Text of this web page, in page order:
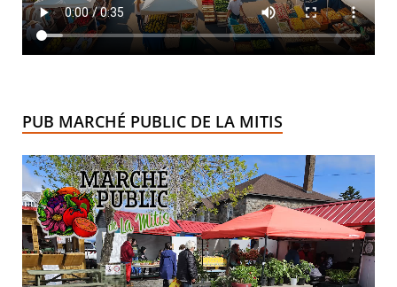
PUB MARCHÉ PUBLIC DE LA MITIS